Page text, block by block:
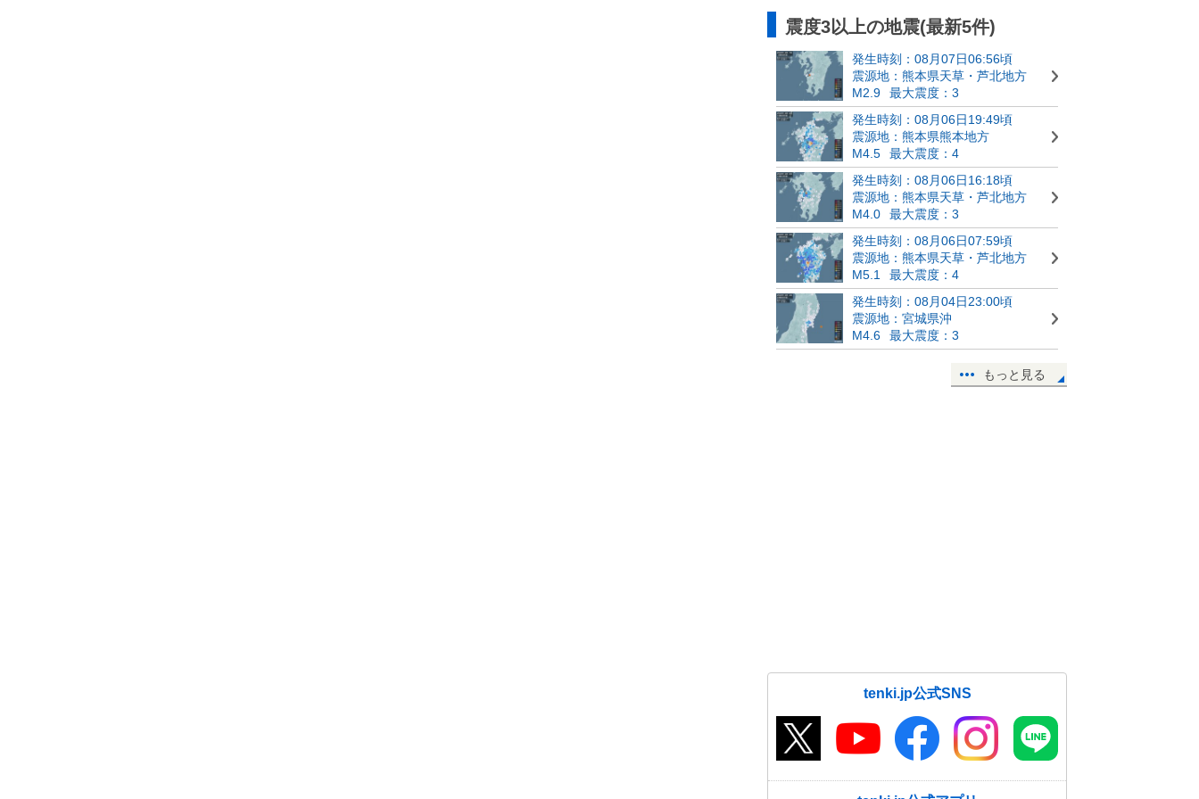
震度3以上の地震(最新5件)
発生時刻：08月07日06:56頃
震源地：熊本県天草・芦北地方
M2.9
最大震度：3
発生時刻：08月06日19:49頃
震源地：熊本県熊本地方
M4.5
最大震度：4
発生時刻：08月06日16:18頃
震源地：熊本県天草・芦北地方
M4.0
最大震度：3
発生時刻：08月06日07:59頃
震源地：熊本県天草・芦北地方
M5.1
最大震度：4
発生時刻：08月04日23:00頃
震源地：宮城県沖
M4.6
最大震度：3
もっと見る
tenki.jp公式SNS